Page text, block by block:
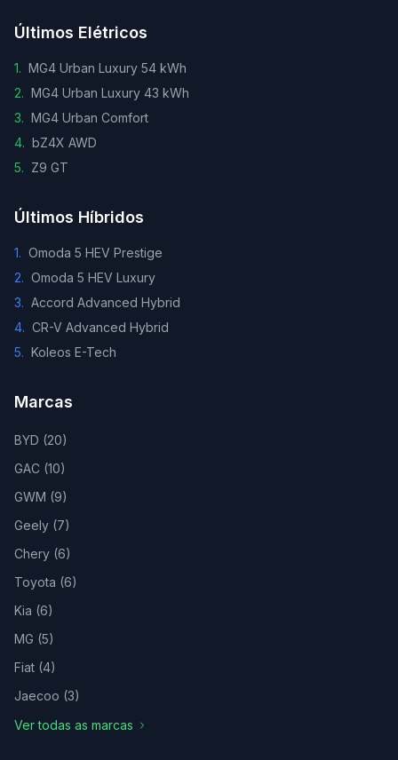
Últimos Elétricos
1. MG4 Urban Luxury 54 kWh
2. MG4 Urban Luxury 43 kWh
3. MG4 Urban Comfort
4. bZ4X AWD
5. Z9 GT
Últimos Híbridos
1. Omoda 5 HEV Prestige
2. Omoda 5 HEV Luxury
3. Accord Advanced Hybrid
4. CR-V Advanced Hybrid
5. Koleos E-Tech
Marcas
BYD (20)
GAC (10)
GWM (9)
Geely (7)
Chery (6)
Toyota (6)
Kia (6)
MG (5)
Fiat (4)
Jaecoo (3)
Ver todas as marcas